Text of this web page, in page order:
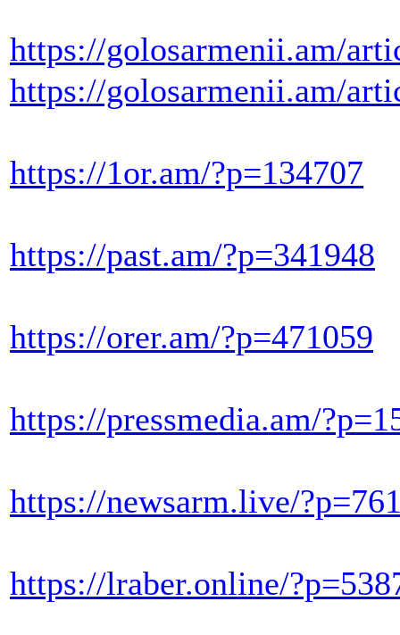
https://golosarmenii.am/
https://golosarmenii.am/
https://1or.am/?p=134707
https://past.am/?p=341948
https://orer.am/?p=471059
https://pressmedia.am/
https://newsarm.live/
https://lraber.online/